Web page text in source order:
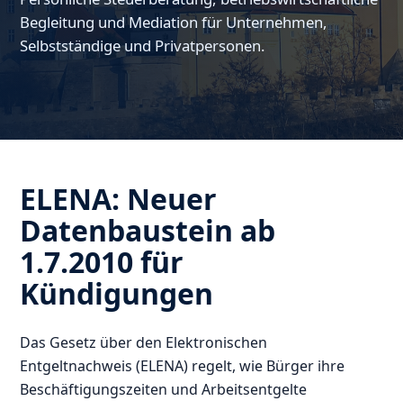
Begleitung und Mediation für Unternehmen,
Selbstständige und Privatpersonen.
ELENA: Neuer
Datenbaustein ab
1.7.2010 für
Kündigungen
Das Gesetz über den Elektronischen
Entgeltnachweis (ELENA) regelt, wie Bürger ihre
Beschäftigungszeiten und Arbeitsentgelte